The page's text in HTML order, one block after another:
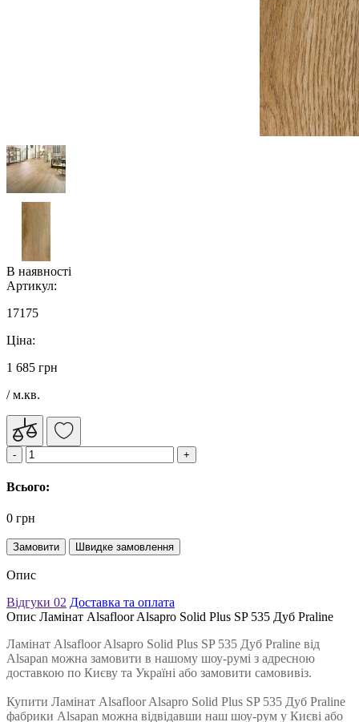
В наявності
Артикул:
17175
Ціна:
1 685 грн
/ м.кв.
Всього:
0 грн
Замовити Швидке замовлення
Опис
Відгуки 02 Доставка та оплата
Опис Ламінат Alsafloor Alsapro Solid Plus SP 535 Дуб Praline
Ламінат Alsafloor Alsapro Solid Plus SP 535 Дуб Praline від
Alsapan можна замовити в нашому шоу-румі з адресною
доставкою по Києву та Україні або замовити самовивіз.
Купити Ламінат Alsafloor Alsapro Solid Plus SP 535 Дуб Praline
фабрики Alsapan можна відвідавши наш шоу-рум у Києві або